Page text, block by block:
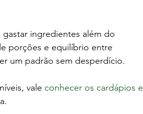
ingredientes além do
porções e equilíbrio entre
um padrão sem desperdício.
vale conhecer os cardápios e